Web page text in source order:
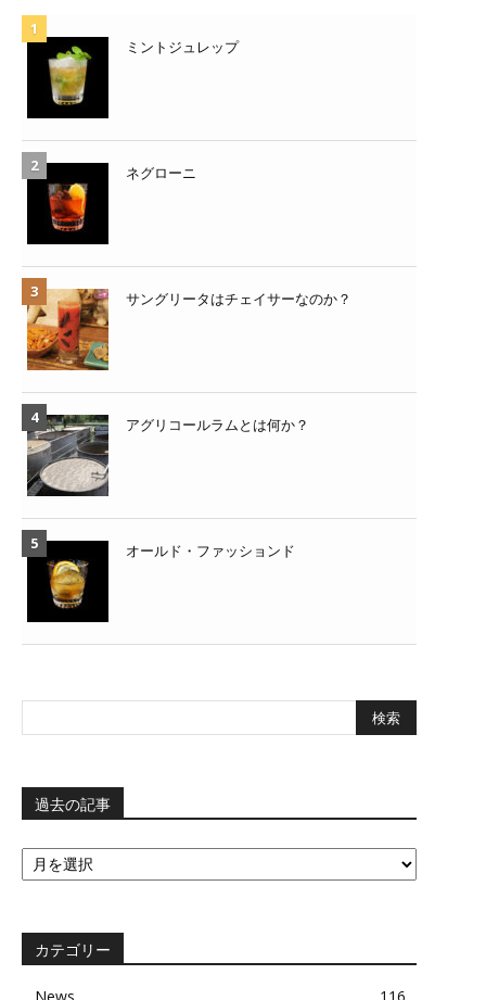
ミントジュレップ
ネグローニ
サングリータはチェイサーなのか？
アグリコールラムとは何か？
オールド・ファッションド
過去の記事
過
去
事
カテゴリー